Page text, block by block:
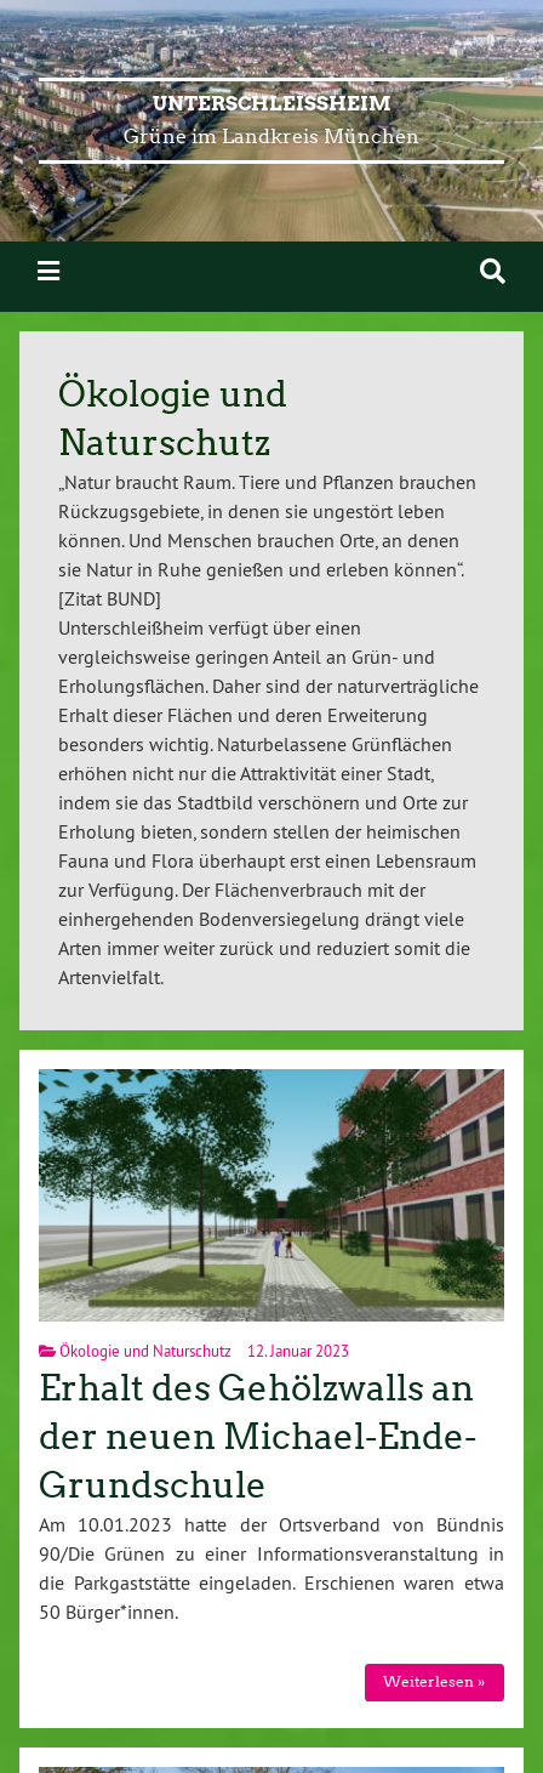
UNTERSCHLEISSHEIM
Grüne im Landkreis München
Ökologie und
Naturschutz
„Natur braucht Raum. Tiere und Pflanzen brauchen
Rückzugsgebiete, in denen sie ungestört leben
können. Und Menschen brauchen Orte, an denen
sie Natur in Ruhe genießen und erleben können“.
[Zitat BUND]
Unterschleißheim verfügt über einen
vergleichsweise geringen Anteil an Grün- und
Erholungsflächen. Daher sind der naturverträgliche
Erhalt dieser Flächen und deren Erweiterung
besonders wichtig. Naturbelassene Grünflächen
erhöhen nicht nur die Attraktivität einer Stadt,
indem sie das Stadtbild verschönern und Orte zur
Erholung bieten, sondern stellen der heimischen
Fauna und Flora überhaupt erst einen Lebensraum
zur Verfügung. Der Flächenverbrauch mit der
einhergehenden Bodenversiegelung drängt viele
Arten immer weiter zurück und reduziert somit die
Artenvielfalt.
Ökologie und Naturschutz 12. Januar 2023
Erhalt des Gehölzwalls an
der neuen Michael-Ende-
Grundschule
Am 10.01.2023 hatte der Ortsverband von Bündnis
90/Die Grünen zu einer Informationsveranstaltung in
die Parkgaststätte eingeladen. Erschienen waren etwa
50 Bürger*innen.
Weiterlesen »